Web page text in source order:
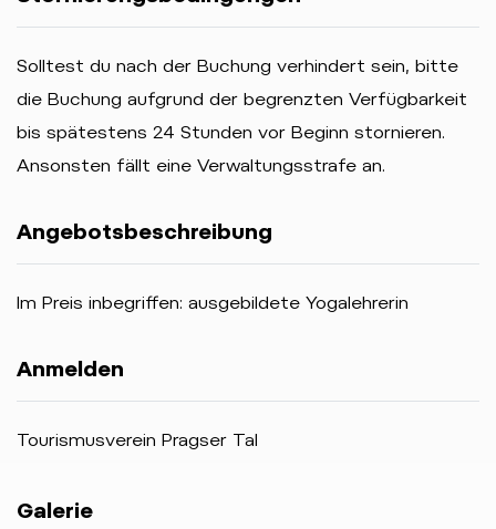
Solltest du nach der Buchung verhindert sein, bitte
die Buchung aufgrund der begrenzten Verfügbarkeit
bis spätestens 24 Stunden vor Beginn stornieren.
Ansonsten fällt eine Verwaltungsstrafe an.
Angebotsbeschreibung
Im Preis inbegriffen: ausgebildete Yogalehrerin
Anmelden
Tourismusverein Pragser Tal
Galerie